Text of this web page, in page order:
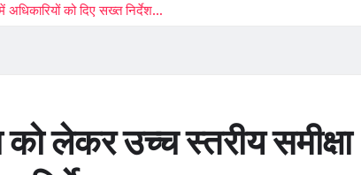
को दिए सख्त निर्देश…
लेकर उच्च स्तरीय समीक्षा